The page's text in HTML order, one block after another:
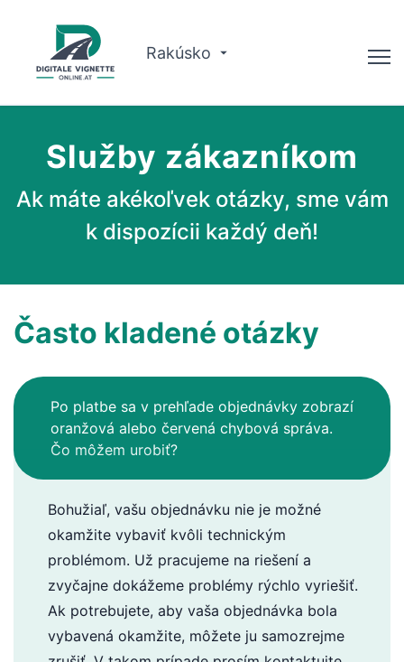
Rakúsko
Plánovač trás
Kontrola platnosti
Slovenčina
Rezervujte si teraz
Služby zákazníkom
Ak máte akékoľvek otázky, sme vám
k dispozícii každý deň!
Často kladené otázky
Po platbe sa v prehľade objednávky zobrazí
oranžová alebo červená chybová správa.
Čo môžem urobiť?
Bohužiaľ, vašu objednávku nie je možné
okamžite vybaviť kvôli technickým
problémom. Už pracujeme na riešení a
zvyčajne dokážeme problémy rýchlo vyriešiť.
Ak potrebujete, aby vaša objednávka bola
vybavená okamžite, môžete ju samozrejme